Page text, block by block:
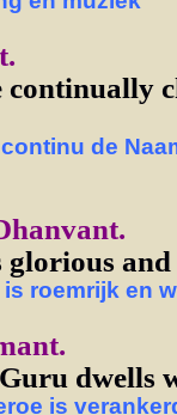
continually
de
glorious
roemrijk en
dwells
is